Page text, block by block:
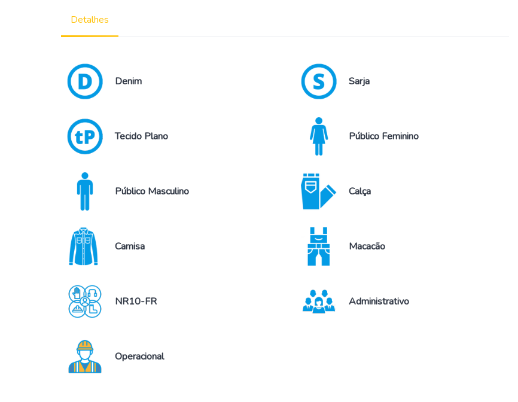
Detalhes
Denim Sarja
Tecido Plano Público Feminino
Público Masculino Calça
Camisa Macacão
NR10-FR Administrativo
Operacional